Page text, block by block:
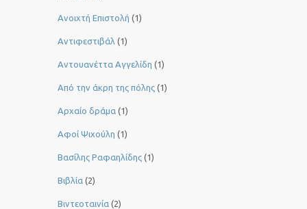
Ανοιχτή Επιστολή (1)
Αντιφεστιβάλ (1)
Αντουανέττα Αγγελίδη (1)
Από την άκρη της πόλης (1)
Αρχαίο δράμα (1)
Αφοί Ψιχούλη (1)
Βασίλης Ραφαηλίδης (1)
Βιβλία (2)
Βιντεοταινία (2)